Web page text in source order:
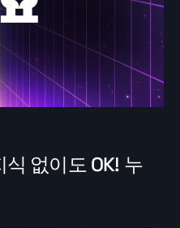
없이도 OK! 누